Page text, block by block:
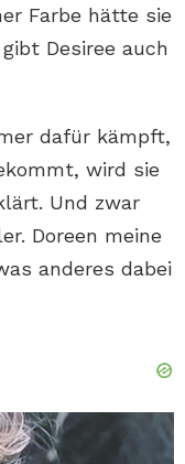
Farbe hätte sie
Desiree auch
dafür kämpft,
wird sie
Und zwar
Doreen meine
anderes dabei